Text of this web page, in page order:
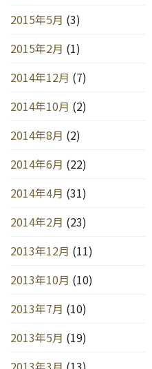
2015年5月 (3)
2015年2月 (1)
2014年12月 (7)
2014年10月 (2)
2014年8月 (2)
2014年6月 (22)
2014年4月 (31)
2014年2月 (23)
2013年12月 (11)
2013年10月 (10)
2013年7月 (10)
2013年5月 (19)